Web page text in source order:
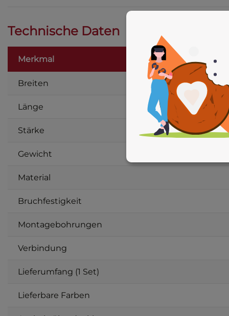
Technische Daten
Merkmal
Breiten
Länge
Stärke
Gewicht
Material
Bruchfestigkeit
Montagebohrungen
Verbindung
Lieferumfang (1 Set)
Lieferbare Farben